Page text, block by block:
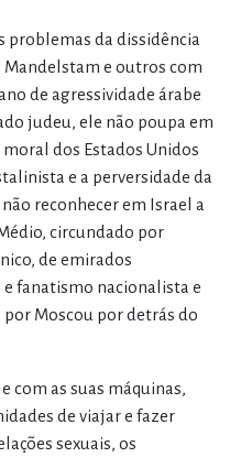
da dissidência
Mandelstam e outros com
de agressividade árabe
judeu, ele não poupa em
dos Estados Unidos
e a perversidade da
reconhecer em Israel a
circundado por
de emirados
fanatismo nacionalista e
Moscou por detrás do
com as suas máquinas,
de viajar e fazer
sexuais, os